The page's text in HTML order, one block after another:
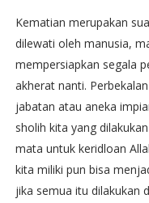
Kematian merupakan
dilewati oleh manusia,
mempersiapkan segala
akherat nanti.
jabatan atau aneka
sholih kita yang
mata untuk keridloan
kita miliki pun bisa
jika semua itu dilakukan